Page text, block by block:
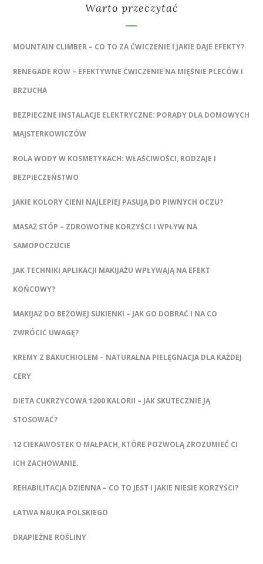
Warto przeczytać
MOUNTAIN CLIMBER – CO TO ZA ĆWICZENIE I JAKIE DAJE EFEKTY?
RENEGADE ROW – EFEKTYWNE ĆWICZENIE NA MIĘŚNIE PLECÓW I
BRZUCHA
BEZPIECZNE INSTALACJE ELEKTRYCZNE: PORADY DLA DOMOWYCH
MAJSTERKOWICZÓW
ROLA WODY W KOSMETYKACH: WŁAŚCIWOŚCI, RODZAJE I
BEZPIECZEŃSTWO
JAKIE KOLORY CIENI NAJLEPIEJ PASUJĄ DO PIWNYCH OCZU?
MASAŻ STÓP – ZDROWOTNE KORZYŚCI I WPŁYW NA
SAMOPOCZUCIE
JAK TECHNIKI APLIKACJI MAKIJAŻU WPŁYWAJĄ NA EFEKT
KOŃCOWY?
MAKIJAŻ DO BEŻOWEJ SUKIENKI – JAK GO DOBRAĆ I NA CO
ZWRÓCIĆ UWAGĘ?
KREMY Z BAKUCHIOLEM – NATURALNA PIELĘGNACJA DLA KAŻDEJ
CERY
DIETA CUKRZYCOWA 1200 KALORII – JAK SKUTECZNIE JĄ
STOSOWAĆ?
12 CIEKAWOSTEK O MAŁPACH, KTÓRE POZWOLĄ ZROZUMIEĆ CI
ICH ZACHOWANIE.
REHABILITACJA DZIENNA – CO TO JEST I JAKIE NIESIE KORZYŚCI?
ŁATWA NAUKA POLSKIEGO
DRAPIEŻNE ROŚLINY